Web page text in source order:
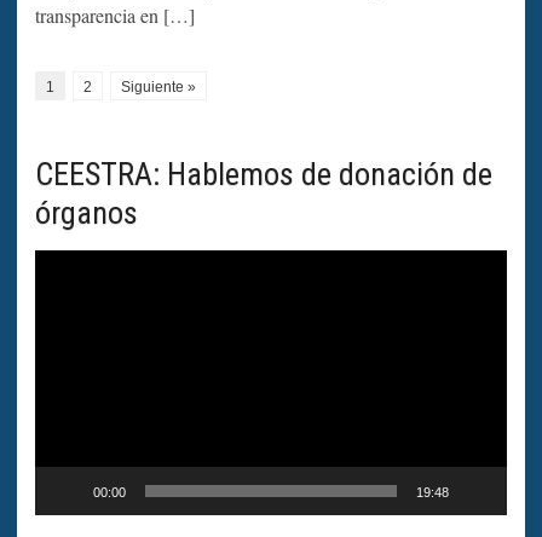
transparencia en […]
1 2 Siguiente »
CEESTRA: Hablemos de donación de
órganos
00:00 19:48